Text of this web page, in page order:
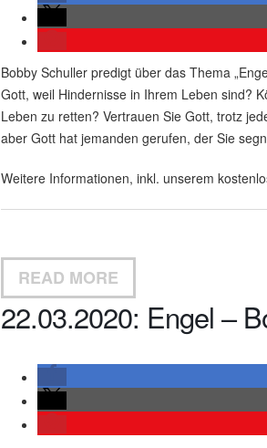
Bobby Schuller predigt über das Thema
Gott, weil Hindernisse in Ihrem Leben sind?
Leben zu retten? Vertrauen Sie Gott, trotz
aber Gott hat jemanden gerufen, der Sie
Weitere Informationen, inkl. unserem
READ MORE
22.03.2020: Engel –